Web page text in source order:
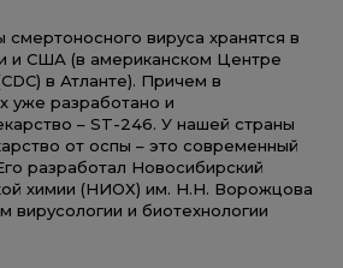
вируса хранятся в
и США (в американском Центре
в Атланте). Причем в
уже разработано и
– ST-246. У нашей страны
от оспы – это современный
разработал Новосибирский
химии (НИОХ) им. Н.Н. Ворожцова
вирусологии и биотехнологии